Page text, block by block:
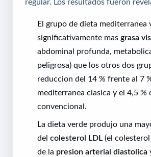
El grupo de dieta mediterranea
significativamente mas grasa
abdominal profunda,
peligrosa) que los otros dos
reduccion del 14 % frente al 7
mediterranea clasica y el 4,5 %
convencional.
La dieta verde produjo una
del colesterol LDL (el
de la presion arterial diastolica